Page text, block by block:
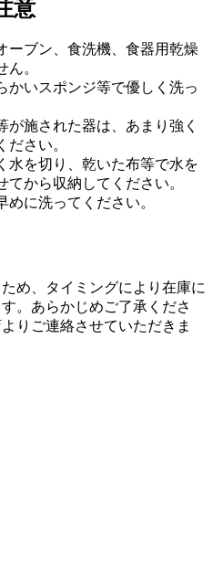
意
ーブン、食洗機、食器用乾燥
。
かいスポンジ等で優しく洗っ
が施された器は、あまり強く
ださい。
水を切り、乾いた布等で水を
から収納してください。
めに洗ってください。
め、タイミングにより在庫に
。あらかじめご了承くださ
りご連絡させていただきま